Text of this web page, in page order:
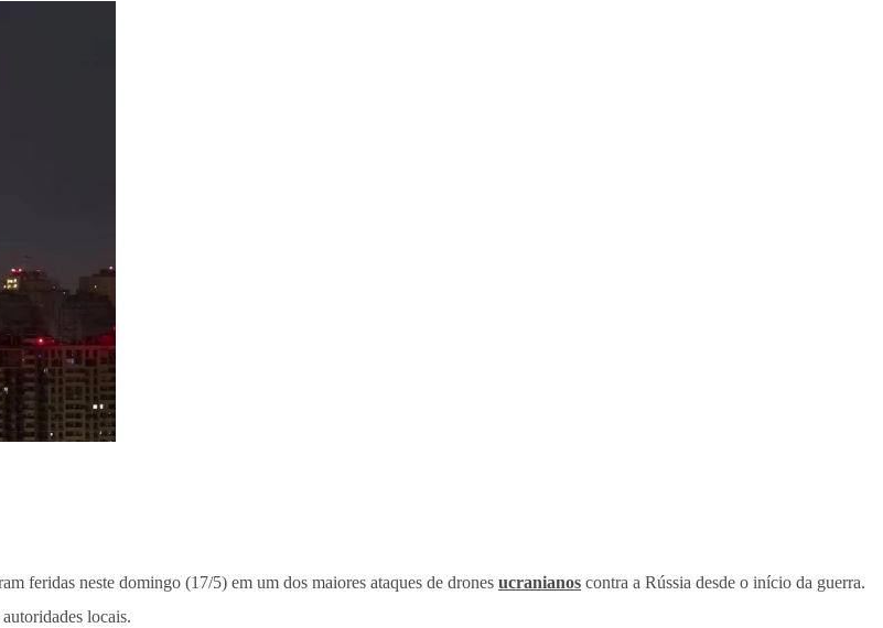
feridas neste domingo (17/5) em um dos maiores ataques de drones ucranianos contra a Rússia desde o início da guerra.
locais.